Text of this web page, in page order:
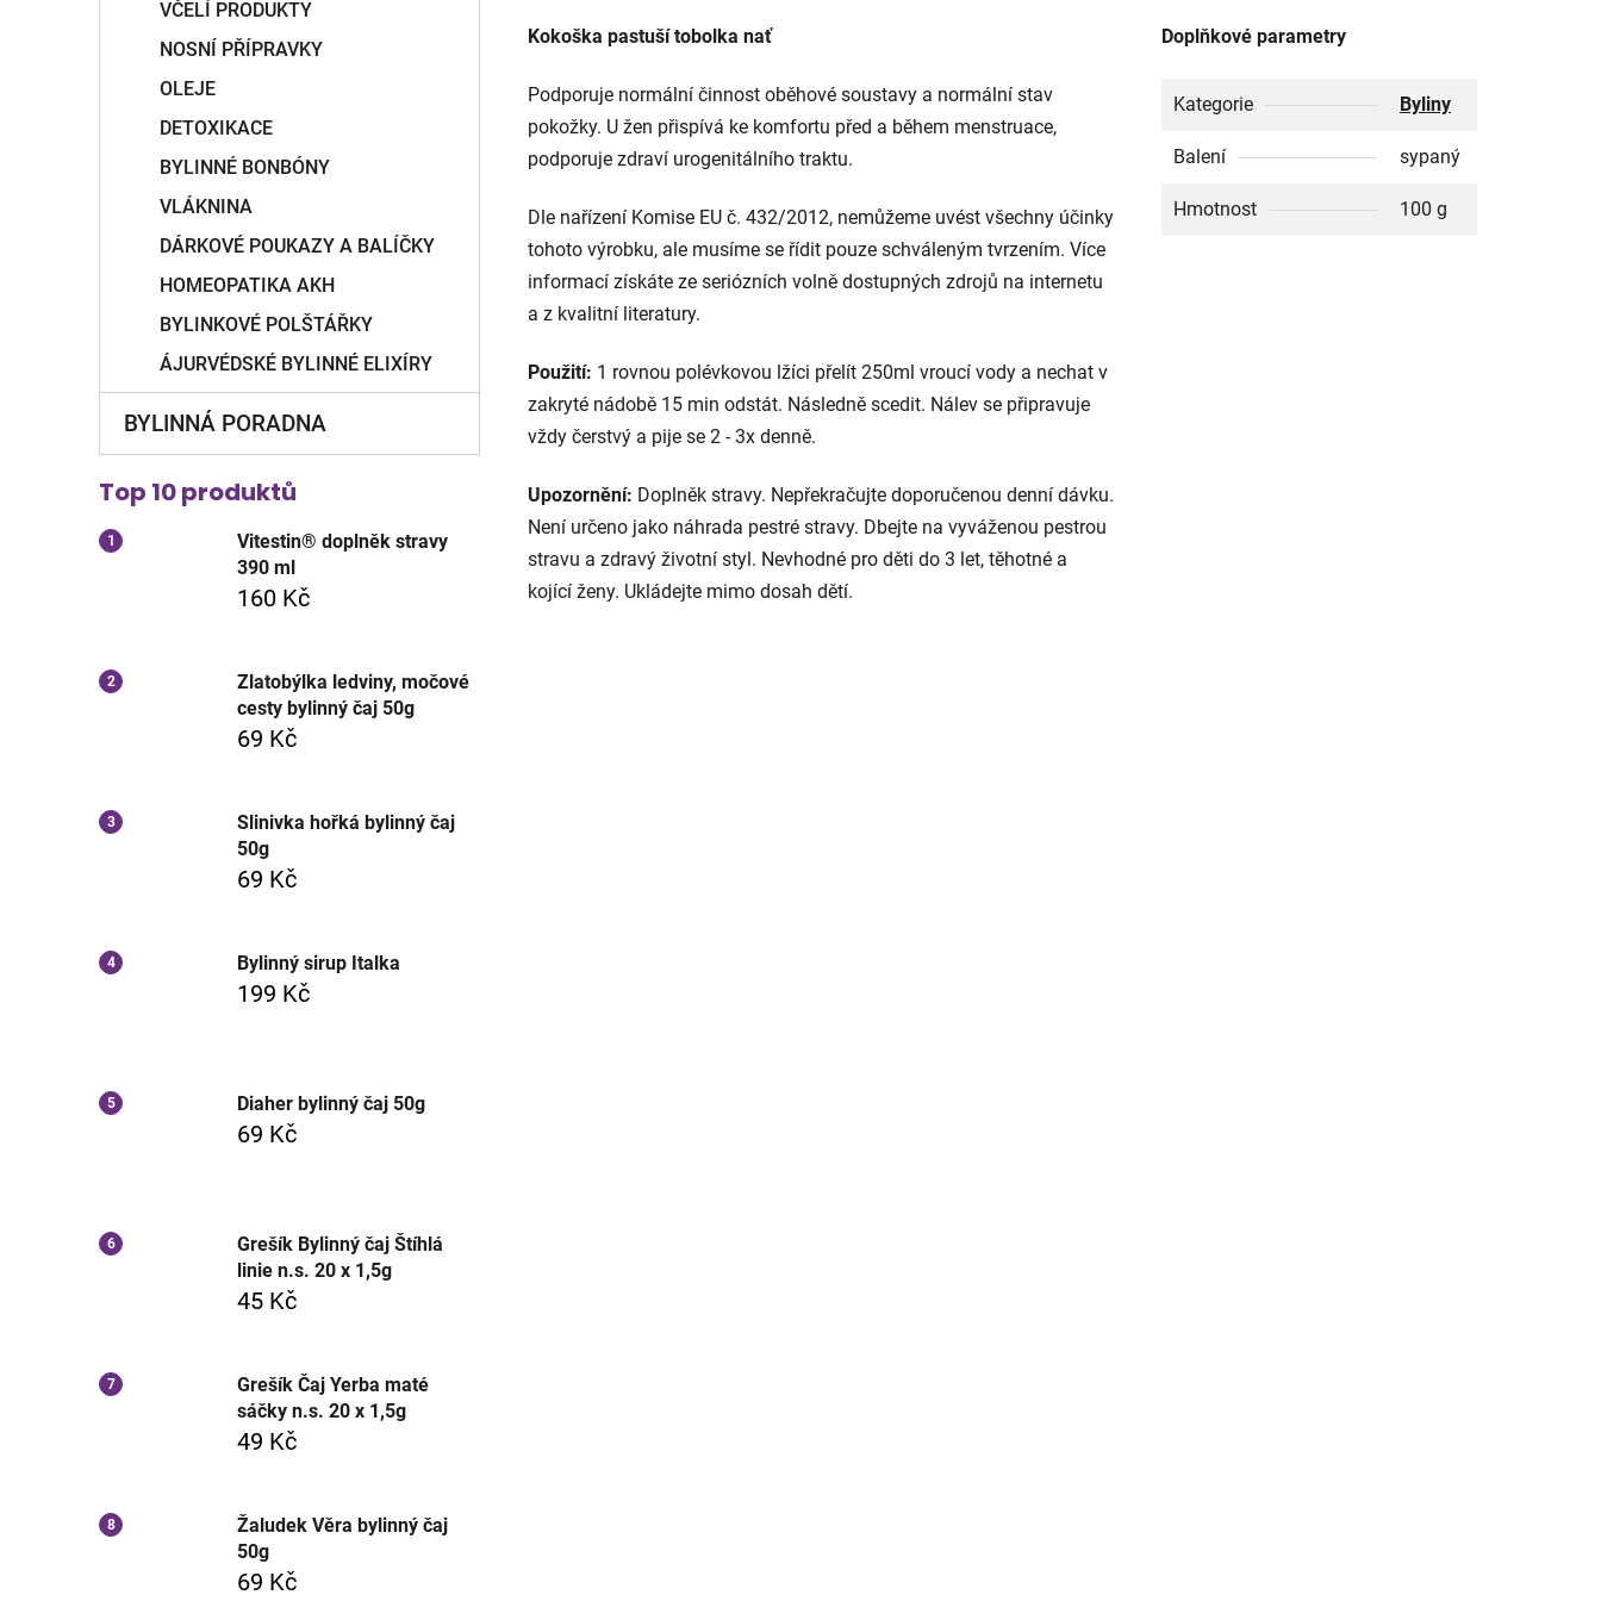
VČELÍ PRODUKTY
NOSNÍ PŘÍPRAVKY
OLEJE
DETOXIKACE
BYLINNÉ BONBÓNY
VLÁKNINA
DÁRKOVÉ POUKAZY A BALÍČKY
HOMEOPATIKA AKH
BYLINKOVÉ POLŠTÁŘKY
ÁJURVÉDSKÉ BYLINNÉ ELIXÍRY
BYLINNÁ PORADNA
Top 10 produktů
Vitestin® doplněk stravy
390 ml
160 Kč
Zlatobýlka ledviny, močové
cesty bylinný čaj 50g
69 Kč
Slinivka hořká bylinný čaj
50g
69 Kč
Bylinný sirup Italka
199 Kč
Diaher bylinný čaj 50g
69 Kč
Grešík Bylinný čaj Štíhlá
linie n.s. 20 x 1,5g
45 Kč
Grešík Čaj Yerba maté
sáčky n.s. 20 x 1,5g
49 Kč
Žaludek Věra bylinný čaj
50g
69 Kč
Kokoška pastuší tobolka nať
Podporuje normální činnost oběhové soustavy a normální stav
pokožky. U žen přispívá ke komfortu před a během menstruace,
podporuje zdraví urogenitálního traktu.
Dle nařízení Komise EU č. 432/2012, nemůžeme uvést všechny účinky
tohoto výrobku, ale musíme se řídit pouze schváleným tvrzením. Více
informací získáte ze seriózních volně dostupných zdrojů na internetu
a z kvalitní literatury.
Použití: 1 rovnou polévkovou lžíci přelít 250ml vroucí vody a nechat v
zakryté nádobě 15 min odstát. Následně scedit. Nálev se připravuje
vždy čerstvý a pije se 2 - 3x denně.
Upozornění: Doplněk stravy. Nepřekračujte doporučenou denní dávku.
Není určeno jako náhrada pestré stravy. Dbejte na vyváženou pestrou
stravu a zdravý životní styl. Nevhodné pro děti do 3 let, těhotné a
kojící ženy. Ukládejte mimo dosah dětí.
Doplňkové parametry
Kategorie Byliny
Balení sypaný
Hmotnost 100 g